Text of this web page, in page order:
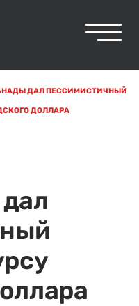
ДАЛ ПЕССИМИСТИЧНЫЙ
ДОЛЛАРА